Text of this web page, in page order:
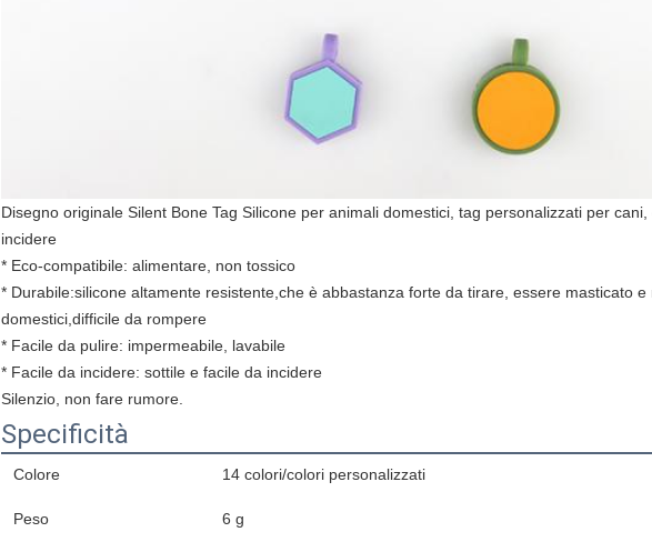
Disegno originale Silent Bone Tag Silicone per animali domestici, tag personalizzati per
incidere
* Eco-compatibile: alimentare, non tossico
* Durabile:silicone altamente resistente,che è abbastanza forte da tirare, essere masticato
domestici,difficile da rompere
* Facile da pulire: impermeabile, lavabile
* Facile da incidere: sottile e facile da incidere
Silenzio, non fare rumore.
Specificità
Colore 14 colori/colori personalizzati
Peso 6 g